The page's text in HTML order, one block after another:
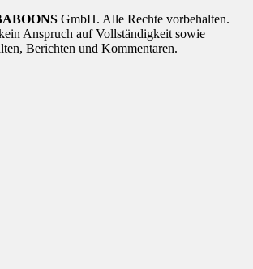
GmbH. Alle Rechte vorbehalten.
Anspruch auf Vollständigkeit sowie
Berichten und Kommentaren.